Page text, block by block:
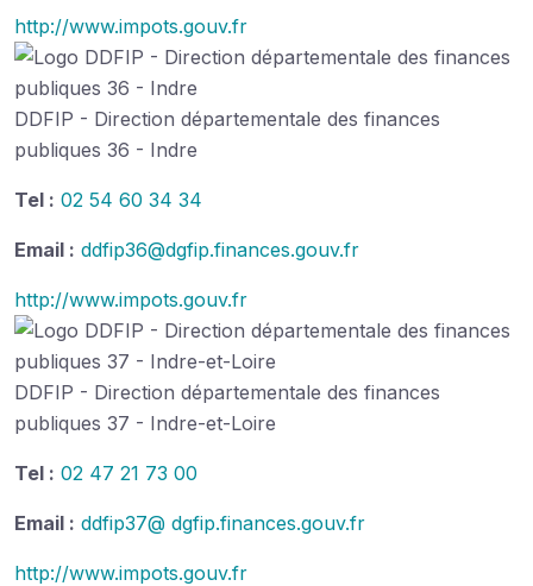
http://www.impots.gouv.fr
DDFIP - Direction départementale des finances
publiques 36 - Indre
Tel : 02 54 60 34 34
Email : ddfip36@dgfip.finances.gouv.fr
http://www.impots.gouv.fr
DDFIP - Direction départementale des finances
publiques 37 - Indre-et-Loire
Tel : 02 47 21 73 00
Email : ddfip37@ dgfip.finances.gouv.fr
http://www.impots.gouv.fr